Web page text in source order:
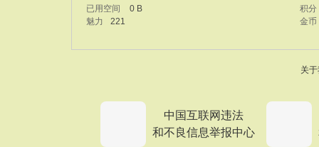
已用空间
0 B
积分
魅力
221 金币
关
中国互联网违法
和不良信息举报中心